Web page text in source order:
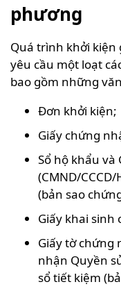
phương
Quá trình khởi kiện
yêu cầu một loạt
bao gồm những
Đơn khởi kiện;
Giấy chứng
Sổ hộ khẩu và
(CMND/
(bản sao
Giấy khai sinh
Giấy tờ chứng
nhận Quyền
sổ tiết kiệm